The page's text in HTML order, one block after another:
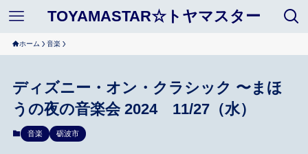
TOYAMASTAR☆トヤマスター
ホーム 音楽
ディズニー・オン・クラシック 〜まほ
うの夜の音楽会 2024 11/27（水）
音楽 砺波市